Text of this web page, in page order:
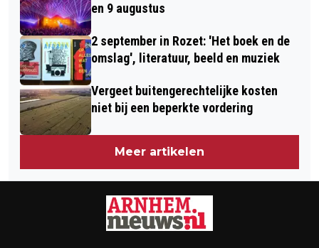
en 9 augustus
2 september in Rozet: 'Het boek en de
omslag', literatuur, beeld en muziek
Vergeet buitengerechtelijke kosten
niet bij een beperkte vordering
Meer artikelen